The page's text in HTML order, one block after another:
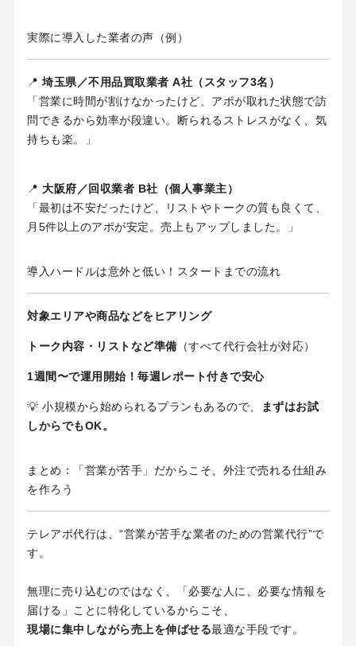
実際に導入した業者の声（例）
📍埼玉県／不用品買取業者 A社（スタッフ3名）
「営業に時間が割けなかったけど、アポが取れた状態で訪
問できるから効率が段違い。断られるストレスがなく、気
持ちも楽。」
📍 大阪府／回収業者 B社（個人事業主）
「最初は不安だったけど、リストやトークの質も良くて、
月5件以上のアポが安定。売上もアップしました。」
導入ハードルは意外と低い！スタートまでの流れ
対象エリアや商品などをヒアリング
トーク内容・リストなど準備 （すべて代行会社が対応）
1週間〜で運用開始！毎週レポート付きで安心
💡 小規模から始められるプランもあるので、
まずはお試
しからでもOK。
まとめ：「営業が苦手」だからこそ、外注で売れる仕組み
を作ろう
テレアポ代行は、“営業が苦手な業者のための営業代行”で
す。
無理に売り込むのではなく、「必要な人に、必要な情報を
届ける」ことに特化しているからこそ、
現場に集中しながら売上を伸ばせる最適な手段です。